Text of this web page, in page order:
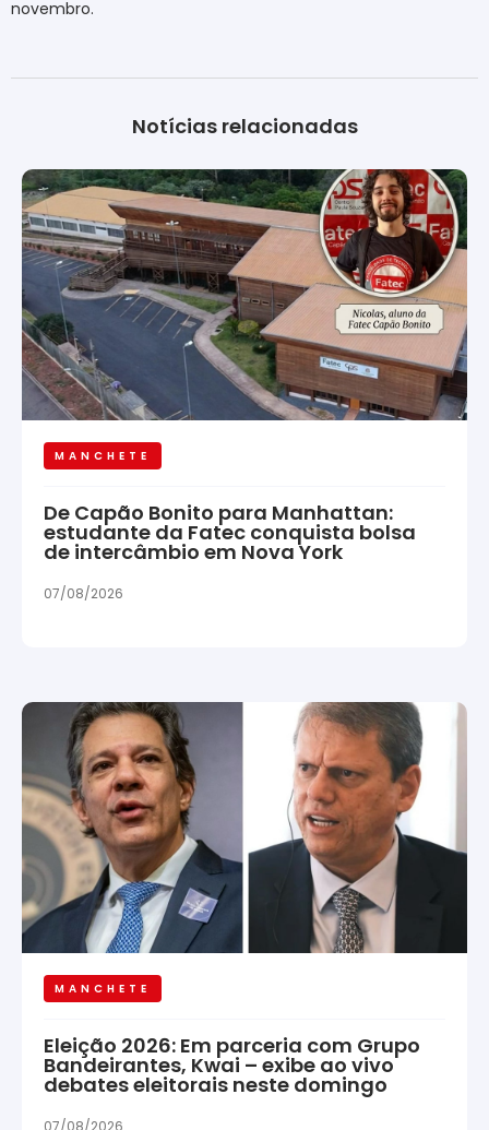
novembro.
Notícias relacionadas
MANCHETE
De Capão Bonito para Manhattan:
estudante da Fatec conquista bolsa
de intercâmbio em Nova York
07/08/2026
MANCHETE
Eleição 2026: Em parceria com Grupo
Bandeirantes, Kwai – exibe ao vivo
debates eleitorais neste domingo
07/08/2026